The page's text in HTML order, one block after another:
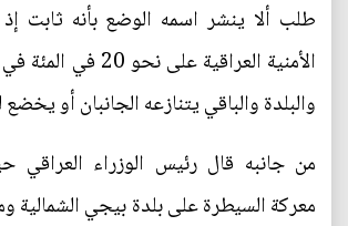
طلب ألا ينشر اسمه الوضع بأنه ثابت
الأمنية العراقية على
والبلدة والباقي يتنازعه الجانبان أو
من جانبه قال رئيس الوزراء العراقي
معركة السيطرة على بلدة بيجي الشمالية